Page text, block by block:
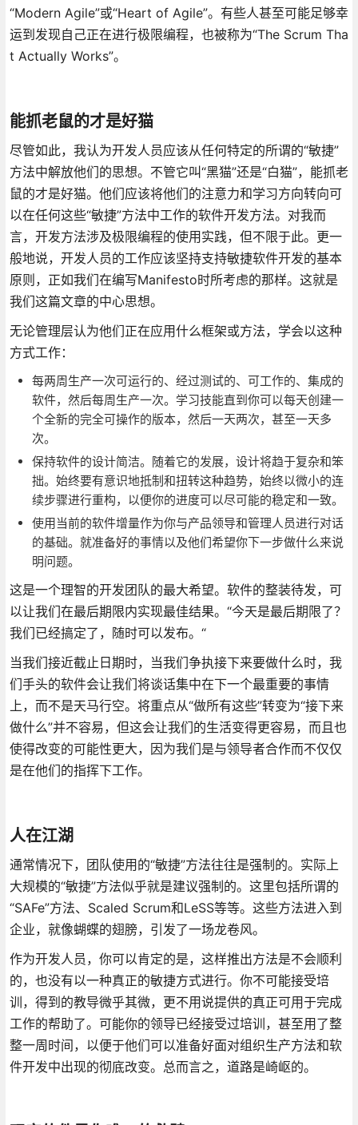
“Modern Agile”或“Heart of Agile”。有些人甚至可能足够幸
运到发现自己正在进行极限编程，也被称为“The Scrum Tha
t Actually Works”。
能抓老鼠的才是好猫
尽管如此，我认为开发人员应该从任何特定的所谓的“敏捷”
方法中解放他们的思想。不管它叫“黑猫”还是“白猫”，能抓老
鼠的才是好猫。他们应该将他们的注意力和学习方向转向可
以在任何这些“敏捷”方法中工作的软件开发方法。对我而
言，开发方法涉及极限编程的使用实践，但不限于此。更一
般地说，开发人员的工作应该坚持支持敏捷软件开发的基本
原则，正如我们在编写Manifesto时所考虑的那样。这就是
我们这篇文章的中心思想。
无论管理层认为他们正在应用什么框架或方法，学会以这种
方式工作：
每两周生产一次可运行的、经过测试的、可工作的、集成的
软件，然后每周生产一次。学习技能直到你可以每天创建一
个全新的完全可操作的版本，然后一天两次，甚至一天多
次。
保持软件的设计简洁。随着它的发展，设计将趋于复杂和笨
拙。始终要有意识地抵制和扭转这种趋势，始终以微小的连
续步骤进行重构，以便你的进度可以尽可能的稳定和一致。
使用当前的软件增量作为你与产品领导和管理人员进行对话
的基础。就准备好的事情以及他们希望你下一步做什么来说
明问题。
这是一个理智的开发团队的最大希望。软件的整装待发，可
以让我们在最后期限内实现最佳结果。“今天是最后期限了？
我们已经搞定了，随时可以发布。“
当我们接近截止日期时，当我们争执接下来要做什么时，我
们手头的软件会让我们将谈话集中在下一个最重要的事情
上，而不是天马行空。将重点从“做所有这些”转变为“接下来
做什么”并不容易，但这会让我们的生活变得更容易，而且也
使得改变的可能性更大，因为我们是与领导者合作而不仅仅
是在他们的指挥下工作。
人在江湖
通常情况下，团队使用的“敏捷”方法往往是强制的。实际上
大规模的“敏捷”方法似乎就是建议强制的。这里包括所谓的
“SAFe”方法、Scaled Scrum和LeSS等等。这些方法进入到
企业，就像蝴蝶的翅膀，引发了一场龙卷风。
作为开发人员，你可以肯定的是，这样推出方法是不会顺利
的，也没有以一种真正的敏捷方式进行。你不可能接受培
训，得到的教导微乎其微，更不用说提供的真正可用于完成
工作的帮助了。可能你的领导已经接受过培训，甚至用了整
整一周时间，以便于他们可以准备好面对组织生产方法和软
件开发中出现的彻底改变。总而言之，道路是崎岖的。